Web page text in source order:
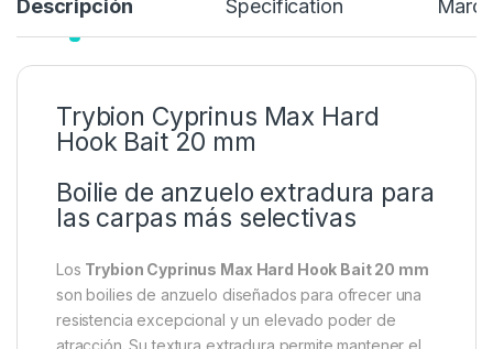
Descripción Specification